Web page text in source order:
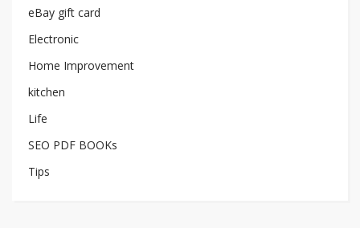
eBay gift card
Electronic
Home Improvement
kitchen
Life
SEO PDF BOOKs
Tips